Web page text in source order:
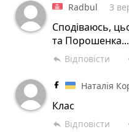
Radbul 3
Сподіваюсь,
та Порошенка...
reply Відповісти
Наталія
Клас
reply Відповісти